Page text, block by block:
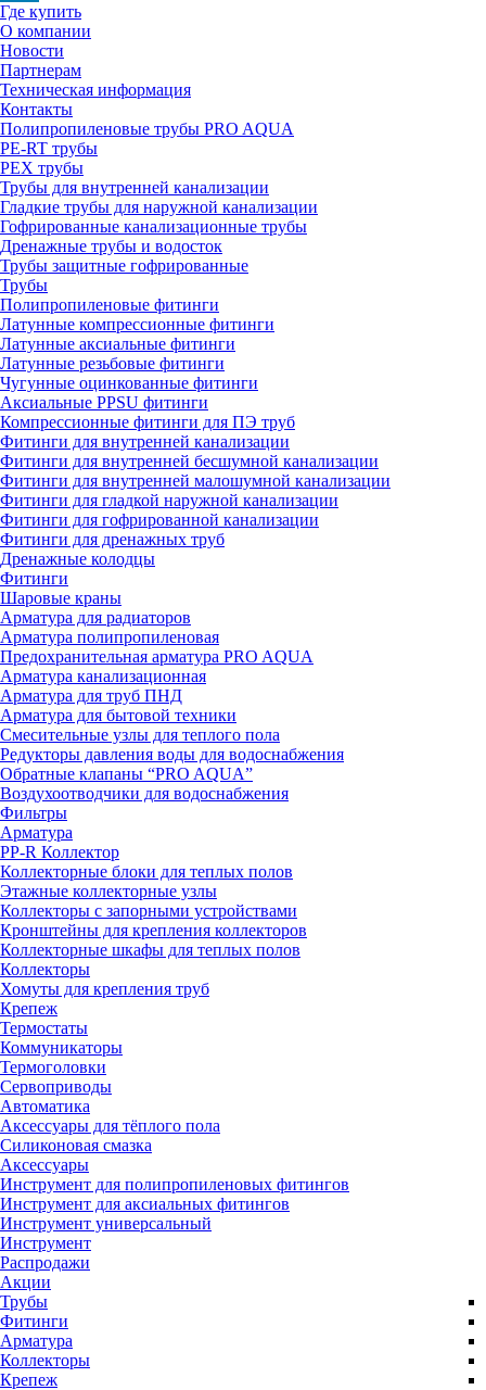
Где купить
О компании
Новости
Партнерам
Техническая информация
Контакты
Полипропиленовые трубы PRO AQUA
PE-RT трубы
PEX трубы
Трубы для внутренней канализации
Гладкие трубы для наружной канализации
Гофрированные канализационные трубы
Дренажные трубы и водосток
Трубы защитные гофрированные
Трубы
Полипропиленовые фитинги
Латунные компрессионные фитинги
Латунные аксиальные фитинги
Латунные резьбовые фитинги
Чугунные оцинкованные фитинги
Аксиальные PPSU фитинги
Компрессионные фитинги для ПЭ труб
Фитинги для внутренней канализации
Фитинги для внутренней бесшумной канализации
Фитинги для внутренней малошумной канализации
Фитинги для гладкой наружной канализации
Фитинги для гофрированной канализации
Фитинги для дренажных труб
Дренажные колодцы
Фитинги
Шаровые краны
Арматура для радиаторов
Арматура полипропиленовая
Предохранительная арматура PRO AQUA
Арматура канализационная
Арматура для труб ПНД
Арматура для бытовой техники
Смесительные узлы для теплого пола
Редукторы давления воды для водоснабжения
Обратные клапаны “PRO AQUA”
Воздухоотводчики для водоснабжения
Фильтры
Арматура
PP-R Коллектор
Коллекторные блоки для теплых полов
Этажные коллекторные узлы
Коллекторы с запорными устройствами
Кронштейны для крепления коллекторов
Коллекторные шкафы для теплых полов
Коллекторы
Хомуты для крепления труб
Крепеж
Термостаты
Коммуникаторы
Термоголовки
Сервоприводы
Автоматика
Аксессуары для тёплого пола
Силиконовая смазка
Аксессуары
Инструмент для полипропиленовых фитингов
Инструмент для аксиальных фитингов
Инструмент универсальный
Инструмент
Распродажи
Акции
Трубы
Фитинги
Арматура
Коллекторы
Крепеж